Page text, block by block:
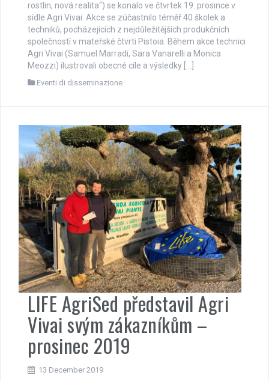
rostlin, nová realita“) se konalo ve čtvrtek 19. prosince v
sídle Agri Vivai. Akce se zúčastnilo téměř 40 školek a
techniků, pocházejících z nejdůležitějších produkčních
společností v mateřské čtvrti Pistoia. Během akce technici
Agri Vivai (Samuel Marradi, Sara Vanarelli a Monica
Meozzi) ilustrovali obecné cíle a výsledky […]
Eventi di disseminazione
LIFE AgriSed představil Agri
Vivai svým zákazníkům –
prosinec 2019
13 December 2019